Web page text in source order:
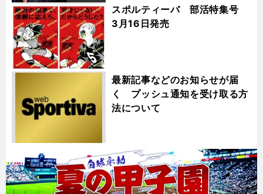
スポルティーバ 部活特集号
3月16日発売
最新記事などのお知らせが届
く プッシュ通知を受け取る方
法について